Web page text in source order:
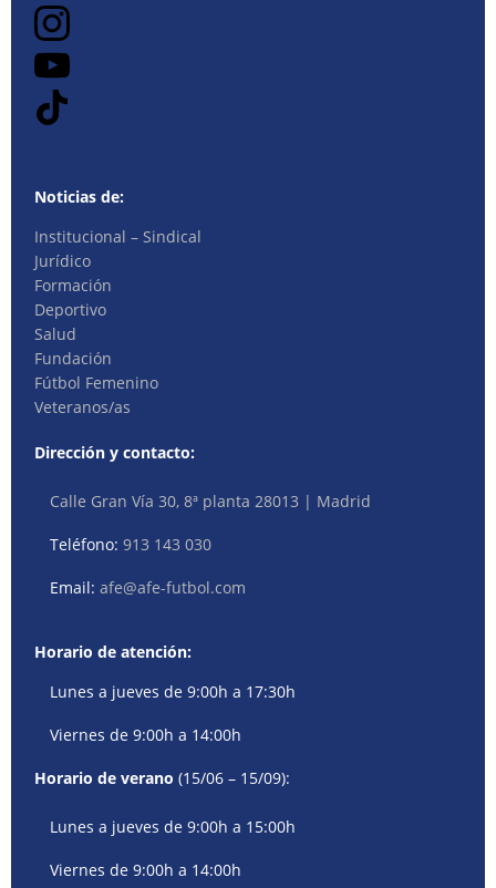
Noticias de:
Institucional – Sindical
Jurídico
Formación
Deportivo
Salud
Fundación
Fútbol Femenino
Veteranos/as
Dirección y contacto:
Calle Gran Vía 30, 8ª planta 28013 | Madrid
Teléfono:913 143 030
Email:afe@afe-futbol.com
Horario de atención:
Lunes a jueves de 9:00h a 17:30h
Viernes de 9:00h a 14:00h
Horario de verano (15/06 – 15/09):
Lunes a jueves de 9:00h a 15:00h
Viernes de 9:00h a 14:00h